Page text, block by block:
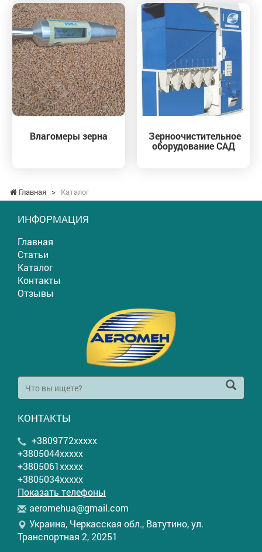
Влагомеры зерна
Зерноочистительное
оборудование САД
Главная > Каталог
ИНФОРМАЦИЯ
Главная
Статьи
Каталог
Контакты
Отзывы
КОНТАКТЫ
+3809772xxxxx
+3805044xxxxx
+3805061xxxxx
+3805034xxxxx
Показать телефоны
aeromehua@gmail.com
Украина, Черкасская обл., Ватутино, ул.
Транспортная 2, 20251